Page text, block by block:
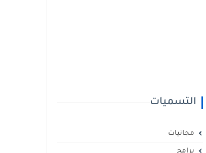
التسميات
مجانيات
برامج